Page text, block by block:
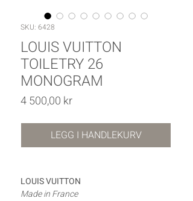
SKU: 6428
LOUIS VUITTON
TOILETRY 26
MONOGRAM
4 500,00 krPris
LEGG I HANDLEKURV
LOUIS VUITTON
Made in France